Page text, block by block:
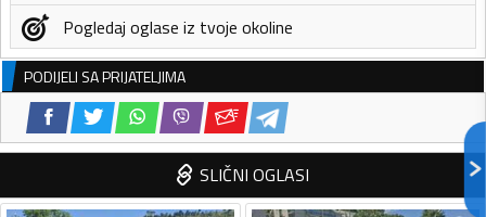
Pogledaj oglase iz tvoje okoline
PODIJELI SA PRIJATELJIMA
SLIČNI OGLASI